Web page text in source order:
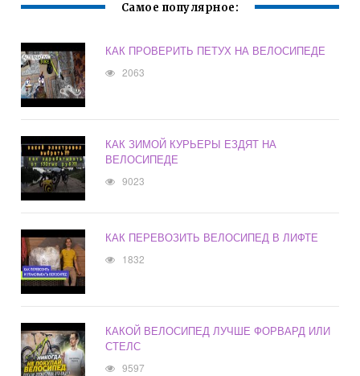
Самое популярное:
КАК ПРОВЕРИТЬ ПЕТУХ НА ВЕЛОСИПЕДЕ
2063
КАК ЗИМОЙ КУРЬЕРЫ ЕЗДЯТ НА
ВЕЛОСИПЕДЕ
9023
КАК ПЕРЕВОЗИТЬ ВЕЛОСИПЕД В ЛИФТЕ
1832
КАКОЙ ВЕЛОСИПЕД ЛУЧШЕ ФОРВАРД ИЛИ
СТЕЛС
9597